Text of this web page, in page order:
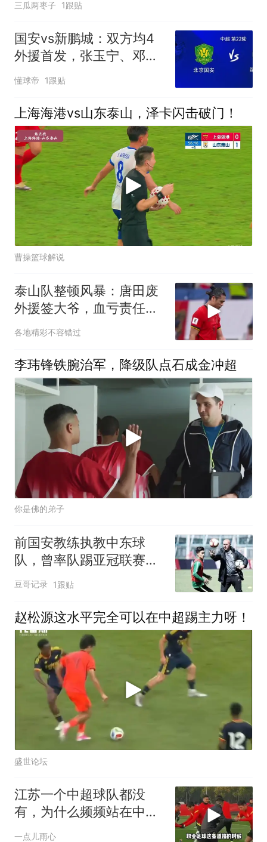
三瓜两枣子 1跟贴
国安vs新鹏城：双方均4
外援首发，张玉宁、邓捷
夫、周定洋出战
懂球帝 1跟贴
上海海港vs山东泰山，泽卡闪击破门！
曹操篮球解说
泰山队整顿风暴：唐田废
外援签大爷，血亏责任谁
来担
各地精彩不容错过
李玮锋铁腕治军，降级队点石成金冲超
你是佛的弟子
前国安教练执教中东球
队，曾率队踢亚冠联赛，
培养出多位球队核心
豆哥记录 1跟贴
赵松源这水平完全可以在中超踢主力呀！
盛世论坛
江苏一个中超球队都没
有，为什么频频站在中国
足球的C位
一点儿雨心